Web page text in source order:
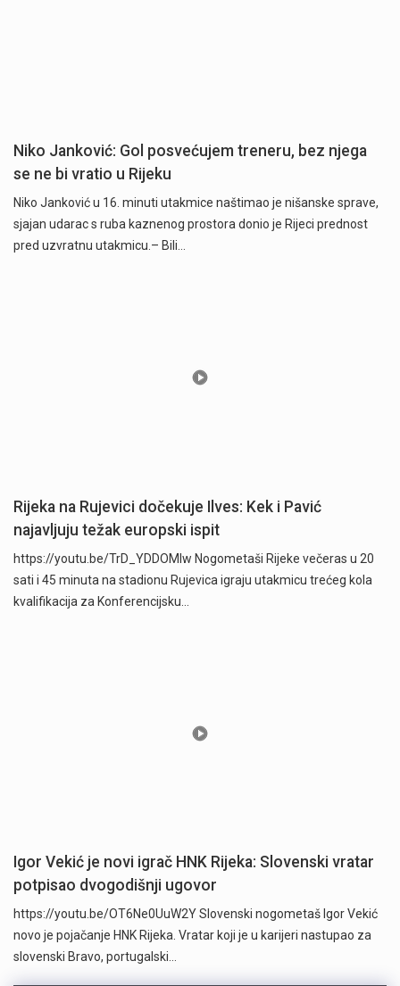
Niko Janković: Gol posvećujem treneru, bez njega
se ne bi vratio u Rijeku
Niko Janković u 16. minuti utakmice naštimao je nišanske sprave,
sjajan udarac s ruba kaznenog prostora donio je Rijeci prednost
pred uzvratnu utakmicu.– Bili…
Rijeka na Rujevici dočekuje Ilves: Kek i Pavić
najavljuju težak europski ispit
https://youtu.be/TrD_YDDOMIw Nogometaši Rijeke večeras u 20
sati i 45 minuta na stadionu Rujevica igraju utakmicu trećeg kola
kvalifikacija za Konferencijsku…
Igor Vekić je novi igrač HNK Rijeka: Slovenski vratar
potpisao dvogodišnji ugovor
https://youtu.be/OT6Ne0UuW2Y Slovenski nogometaš Igor Vekić
novo je pojačanje HNK Rijeka. Vratar koji je u karijeri nastupao za
slovenski Bravo, portugalski…